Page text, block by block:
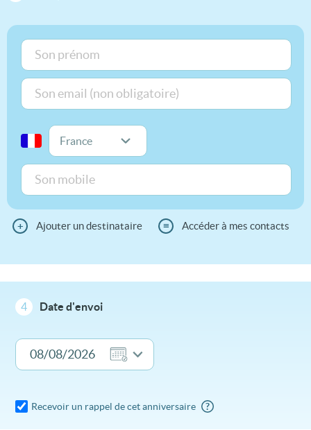
+ Ajouter un destinataire ≡ Accéder à mes contacts
4 Date d'envoi
Recevoir un rappel de cet anniversaire ?